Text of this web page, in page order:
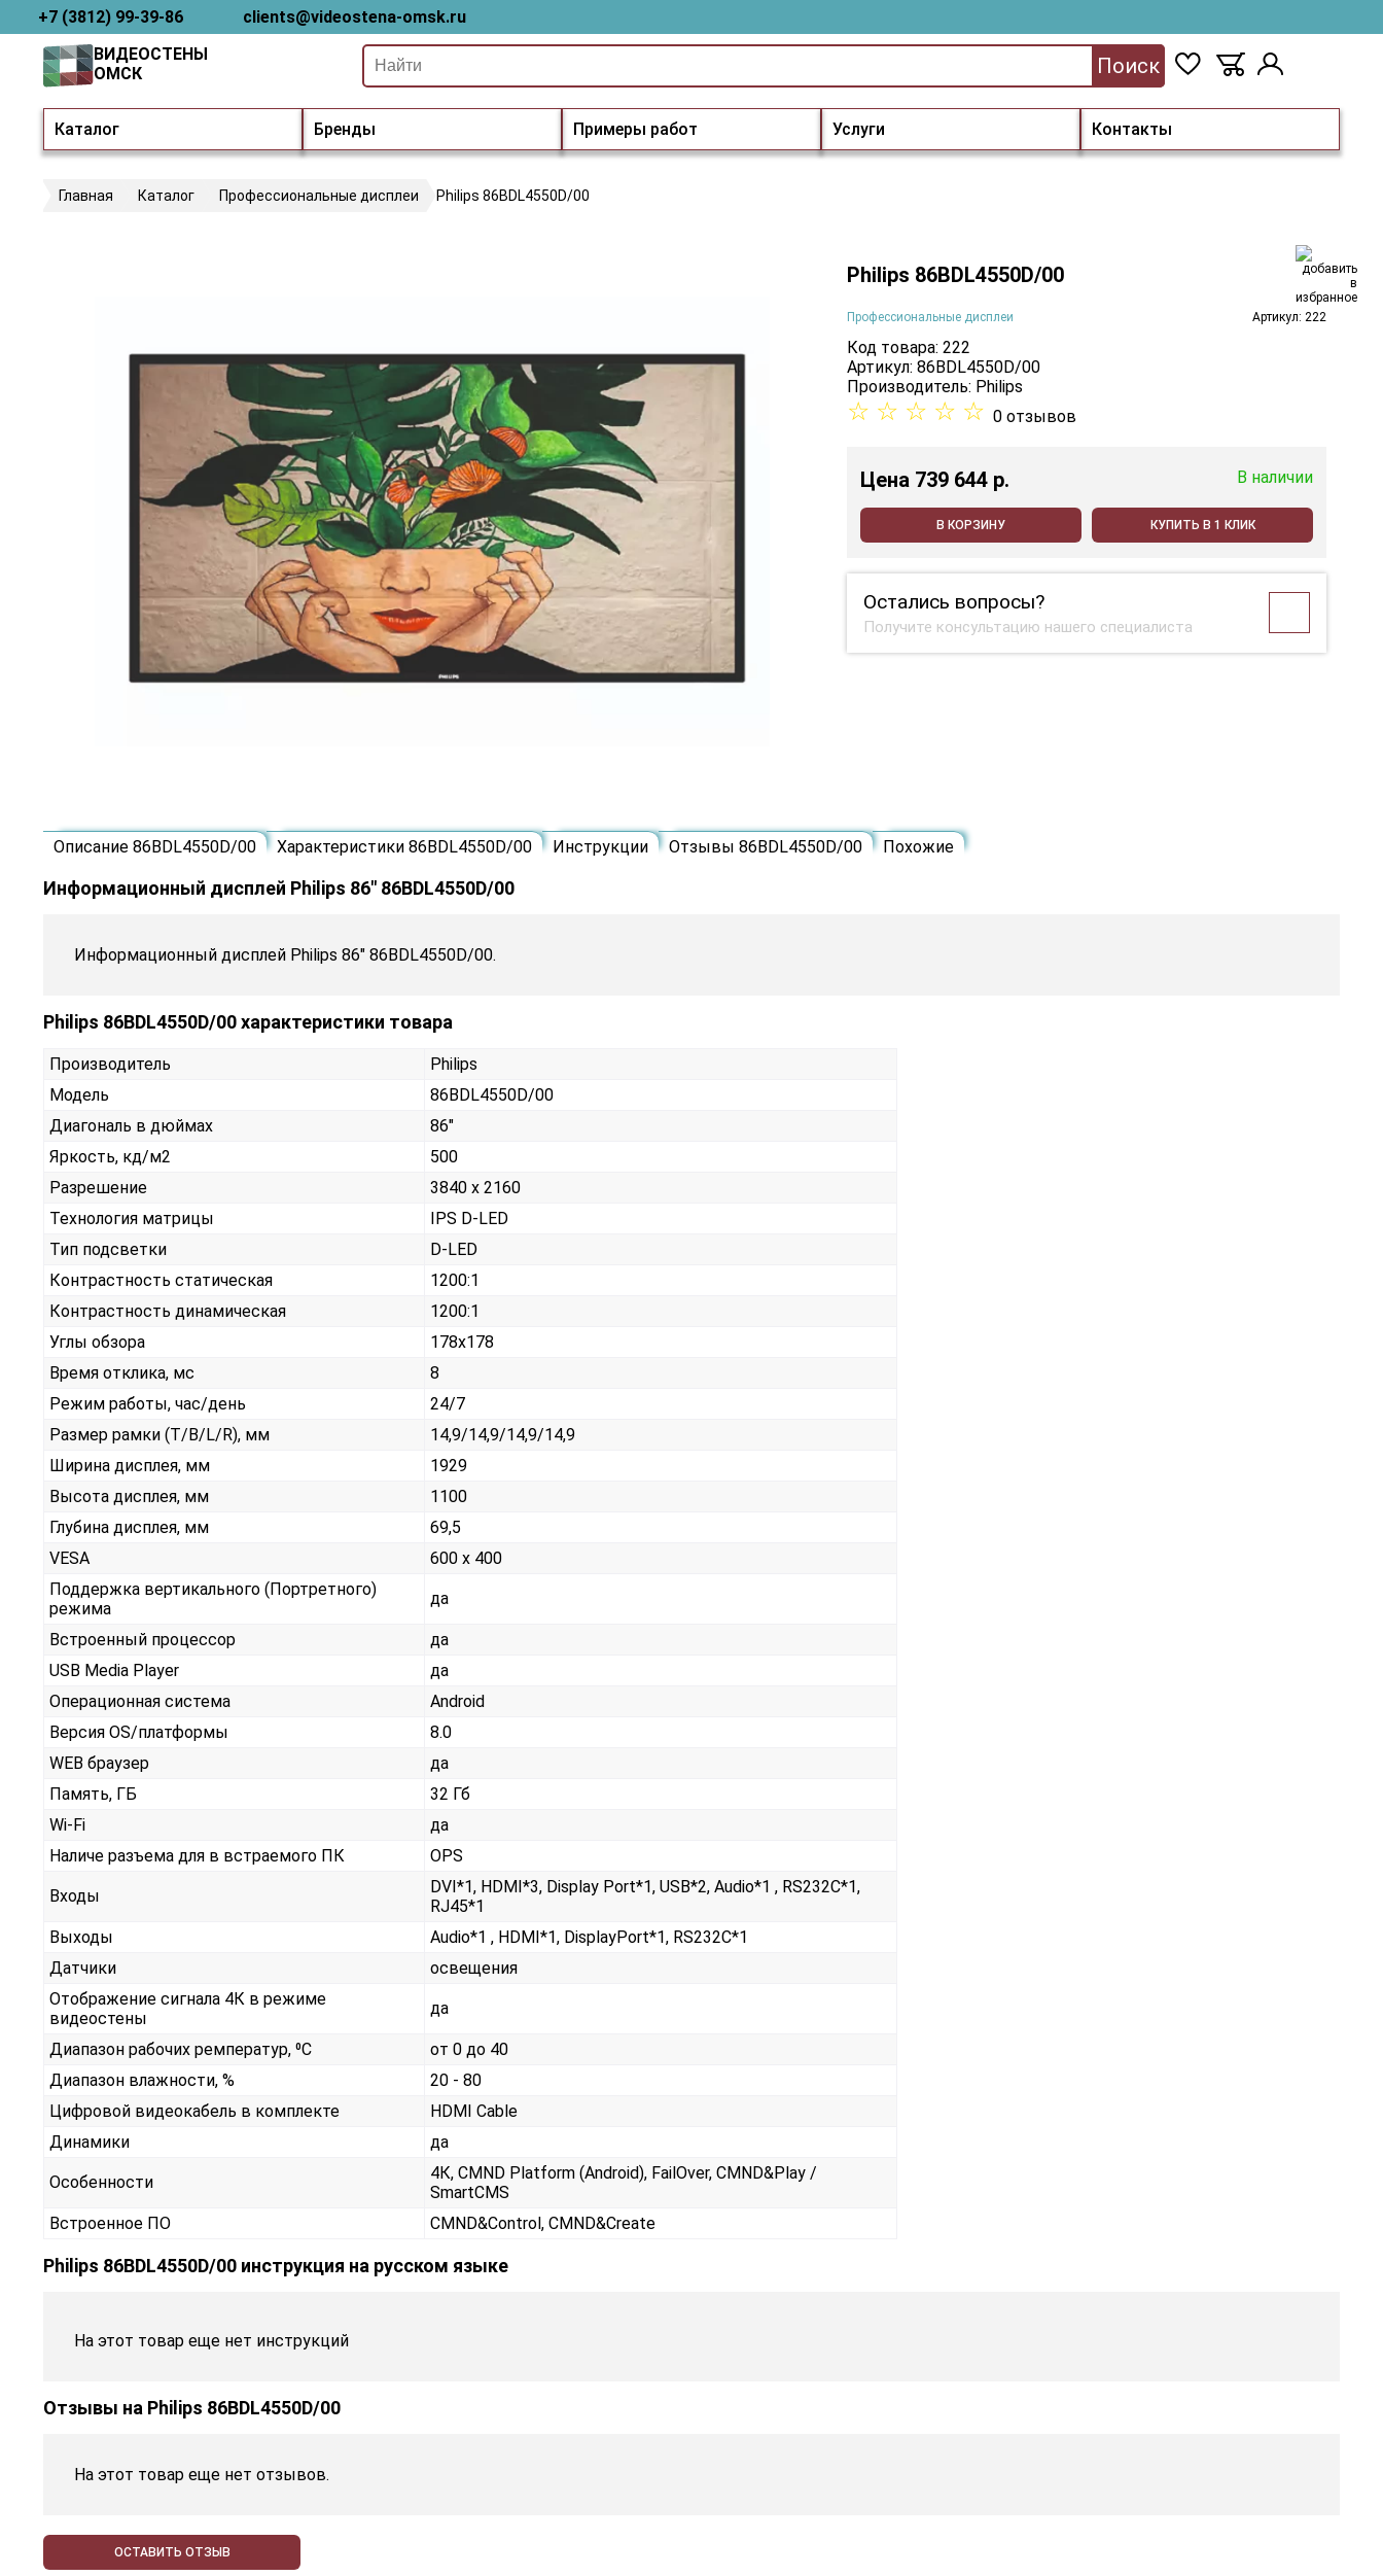
+7 (3812) 99-39-86 clients@videostena-omsk.ru
Каталог Бренды Примеры работ Услуги Контакты
ВИДЕОСТЕНЫ
ОМСК
Поиск
Главная Каталог Профессиональные дисплеи Philips 86BDL4550D/00
Philips 86BDL4550D/00
Профессиональные дисплеи Артикул: 222
Код товара: 222
Артикул: 86BDL4550D/00
Производитель: Philips
☆ ☆ ☆ ☆ ☆ 0 отзывов
Цена 739 644 p. В наличии
В КОРЗИНУ КУПИТЬ В 1 КЛИК
Остались вопросы?
Получите консультацию нашего специалиста
Описание 86BDL4550D/00 Характеристики 86BDL4550D/00 Инструкции Отзывы 86BDL4550D/00 Похожие
Информационный дисплей Philips 86" 86BDL4550D/00
Информационный дисплей Philips 86" 86BDL4550D/00.
Philips 86BDL4550D/00 характеристики товара
Производитель
Philips
Модель
86BDL4550D/00
Диагональ в дюймах
86"
Яркость, кд/м2
500
Разрешение
3840 x 2160
Технология матрицы
IPS D-LED
Тип подсветки
D-LED
Контрастность статическая
1200:1
Контрастность динамическая
1200:1
Углы обзора
178x178
Время отклика, мс
8
Режим работы, час/день
24/7
Размер рамки (T/B/L/R), мм
14,9/14,9/14,9/14,9
Ширина дисплея, мм
1929
Высота дисплея, мм
1100
Глубина дисплея, мм
69,5
VESA
600 x 400
Поддержка вертикального (Портретного)
режима
да
Встроенный процессор
да
USB Media Player
да
Операционная система
Android
Версия OS/платформы
8.0
WEB браузер
да
Память, ГБ
32 Гб
Wi-Fi
да
Наличе разъема для в встраемого ПК
OPS
Входы
DVI*1, HDMI*3, Display Port*1, USB*2, Audio*1 , RS232С*1,
RJ45*1
Выходы
Audio*1 , HDMI*1, DisplayPort*1, RS232С*1
Датчики
освещения
Отображение сигнала 4К в режиме
видеостены
да
Диапазон рабочих ремператур, ⁰С
от 0 до 40
Диапазон влажности, %
20 - 80
Цифровой видеокабель в комплекте
HDMI Cable
Динамики
да
Особенности
4К, CMND Platform (Android), FailOver, CMND&Play /
SmartCMS
Встроенное ПО
CMND&Control, CMND&Create
Philips 86BDL4550D/00 инструкция на русском языке
На этот товар еще нет инструкций
Отзывы на Philips 86BDL4550D/00
На этот товар еще нет отзывов.
ОСТАВИТЬ ОТЗЫВ